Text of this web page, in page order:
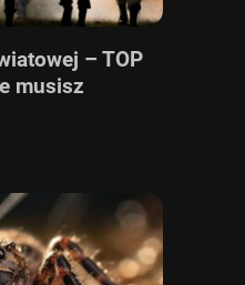
– TOP
musisz